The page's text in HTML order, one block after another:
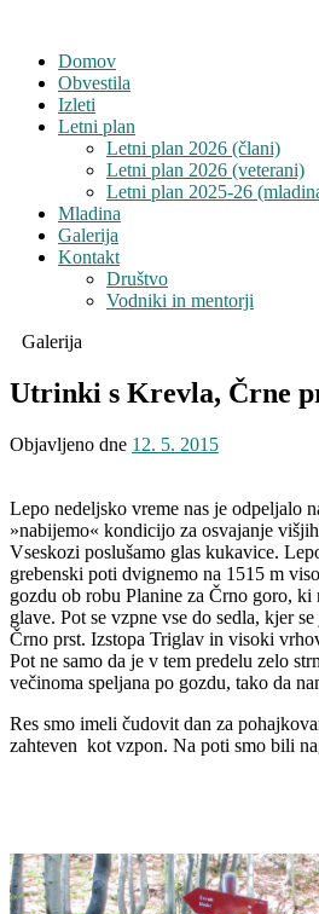
Domov
Obvestila
Izleti
Letni plan
Letni plan 2026 (člani)
Letni plan 2026 (veterani)
Letni plan 2025-26
Mladina
Galerija
Kontakt
Društvo
Vodniki in mentorji
Galerija
Utrinki s Krevla, Črne
Objavljeno dne 12. 5. 2015
Lepo nedeljsko vreme nas je odpeljalo
»nabijemo« kondicijo za osvajanje
Vseskozi poslušamo glas kukavice.
grebenski poti dvignemo na 1515 m
gozdu ob robu Planine za Črno goro,
glave. Pot se vzpne vse do sedla, kjer
Črno prst. Izstopa Triglav in visoki
Pot ne samo da je v tem predelu zelo
večinoma speljana po gozdu, tako da
Res smo imeli čudovit dan za
zahteven kot vzpon. Na poti smo bili